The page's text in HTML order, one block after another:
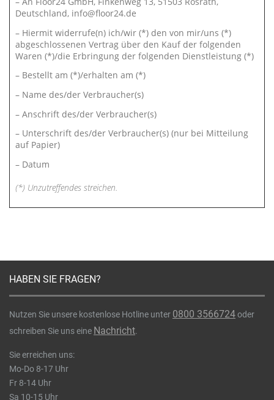
Deutschland, info@floor24.de
– Hiermit widerrufe(n) ich/wir (*) den von mir/uns (*)
abgeschlossenen Vertrag über den Kauf der folgenden
Waren (*)/die Erbringung der folgenden Dienstleistung (*)
– Bestellt am (*)/erhalten am (*)
– Name des/der Verbraucher(s)
– Anschrift des/der Verbraucher(s)
– Unterschrift des/der Verbraucher(s) (nur bei Mitteilung
auf Papier)
– Datum
(*) Unzutreffendes streichen.
HABEN SIE FRAGEN?
Nutzen Sie unsere kostenlose Hotline unter 0800 3566724oder
schreiben Sie uns eine Nachricht.
Sie erreichen uns:
Mo-Do 8-17 Uhr
Fr 8-14 Uhr
Sa 10-15 Uhr